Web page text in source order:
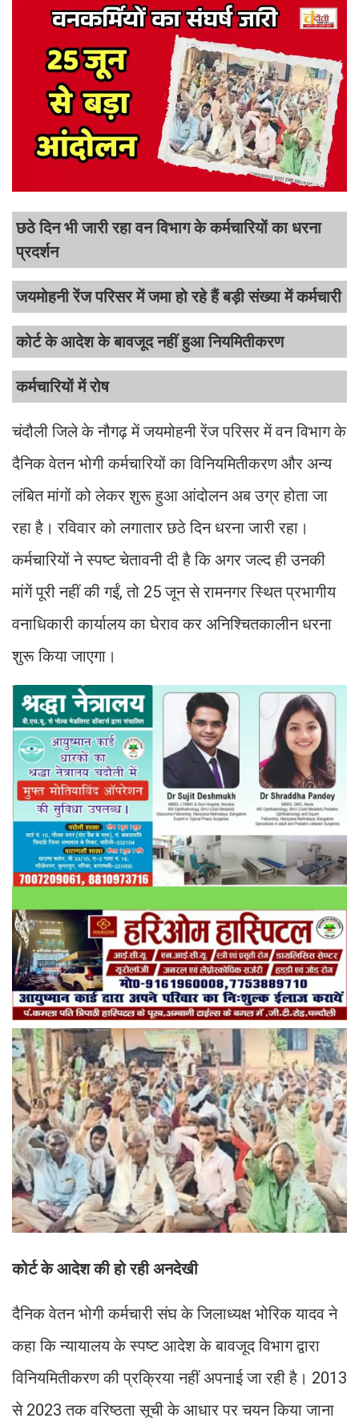
छठे दिन भी जारी रहा वन विभाग के कर्मचारियों का धरना
प्रदर्शन
जयमोहनी रेंज परिसर में जमा हो रहे हैं बड़ी संख्या में कर्मचारी
कोर्ट के आदेश के बावजूद नहीं हुआ नियमितीकरण
कर्मचारियों में रोष
चंदौली जिले के नौगढ़ में जयमोहनी रेंज परिसर में वन विभाग के
दैनिक वेतन भोगी कर्मचारियों का विनियमितीकरण और अन्य
लंबित मांगों को लेकर शुरू हुआ आंदोलन अब उग्र होता जा
रहा है। रविवार को लगातार छठे दिन धरना जारी रहा।
कर्मचारियों ने स्पष्ट चेतावनी दी है कि अगर जल्द ही उनकी
मांगें पूरी नहीं की गईं, तो 25 जून से रामनगर स्थित प्रभागीय
वनाधिकारी कार्यालय का घेराव कर अनिश्चितकालीन धरना
शुरू किया जाएगा।
कोर्ट के आदेश की हो रही अनदेखी
दैनिक वेतन भोगी कर्मचारी संघ के जिलाध्यक्ष भोरिक यादव ने
कहा कि न्यायालय के स्पष्ट आदेश के बावजूद विभाग द्वारा
विनियमितीकरण की प्रक्रिया नहीं अपनाई जा रही है। 2013
से 2023 तक वरिष्ठता सूची के आधार पर चयन किया जाना